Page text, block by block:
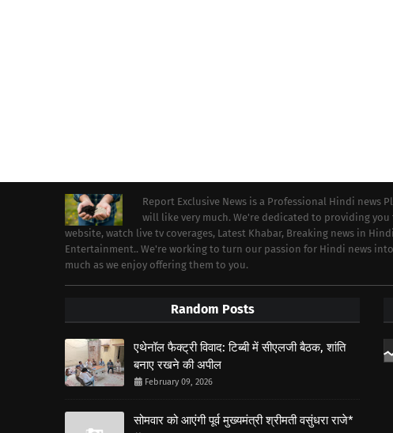
Report Exclusive News is a Professional Hindi
will like very much. We're dedicated to providing
website, watch live tv coverages, Latest Khabar, Breaking news in
Entertainment.. We're working to turn our passion for Hindi news
much as we enjoy offering them to you.
Random Posts
एथेनॉल फैक्ट्री विवाद: टिब्बी में सीएलजी बैठक, शांति
बनाए रखने की अपील
February 09, 2026
सोमवार को आएंगी पूर्व मुख्यमंत्री श्रीमती वसुंधरा राजे*